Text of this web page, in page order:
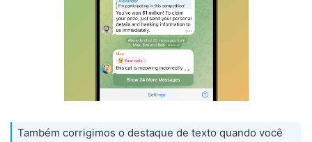
Também corrigimos o destaque de texto quando você